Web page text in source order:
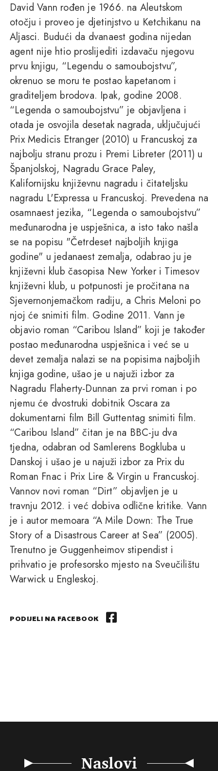
David Vann rođen je 1966. na Aleutskom
otočju i proveo je djetinjstvo u Ketchikanu na
Aljasci. Budući da dvanaest godina nijedan
agent nije htio proslijediti izdavaču njegovu
prvu knjigu, “Legendu o samoubojstvu”,
okrenuo se moru te postao kapetanom i
graditeljem brodova. Ipak, godine 2008.
“Legenda o samoubojstvu” je objavljena i
otada je osvojila desetak nagrada, uključujući
Prix Medicis Etranger (2010) u Francuskoj za
najbolju stranu prozu i Premi Libreter (2011) u
Španjolskoj, Nagradu Grace Paley,
Kalifornijsku književnu nagradu i čitateljsku
nagradu L'Expressa u Francuskoj. Prevedena na
osamnaest jezika, “Legenda o samoubojstvu”
međunarodna je uspješnica, a isto tako našla
se na popisu "Četrdeset najboljih knjiga
godine" u jedanaest zemalja, odabrao ju je
književni klub časopisa New Yorker i Timesov
književni klub, u potpunosti je pročitana na
Sjevernonjemačkom radiju, a Chris Meloni po
njoj će snimiti film. Godine 2011. Vann je
objavio roman “Caribou Island” koji je također
postao međunarodna uspješnica i već se u
devet zemalja nalazi se na popisima najboljih
knjiga godine, ušao je u najuži izbor za
Nagradu Flaherty-Dunnan za prvi roman i po
njemu će dvostruki dobitnik Oscara za
dokumentarni film Bill Guttentag snimiti film.
“Caribou Island” čitan je na BBC-ju dva
tjedna, odabran od Samlerens Bogkluba u
Danskoj i ušao je u najuži izbor za Prix du
Roman Fnac i Prix Lire & Virgin u Francuskoj.
Vannov novi roman “Dirt” objavljen je u
travnju 2012. i već dobiva odlične kritike. Vann
je i autor memoara “A Mile Down: The True
Story of a Disastrous Career at Sea” (2005).
Trenutno je Guggenheimov stipendist i
prihvatio je profesorsko mjesto na Sveučilištu
Warwick u Engleskoj.
PODIJELI NA FACEBOOK
Naslovi